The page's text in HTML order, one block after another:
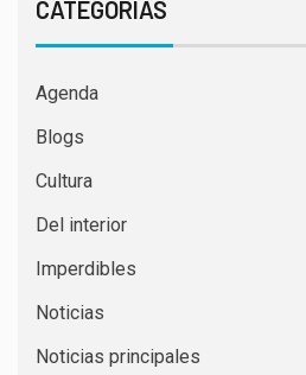
CATEGORÍAS
Agenda
Blogs
Cultura
Del interior
Imperdibles
Noticias
Noticias principales